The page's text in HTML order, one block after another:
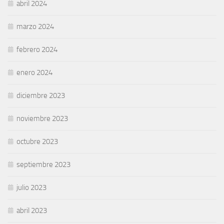
abril 2024
marzo 2024
febrero 2024
enero 2024
diciembre 2023
noviembre 2023
octubre 2023
septiembre 2023
julio 2023
abril 2023